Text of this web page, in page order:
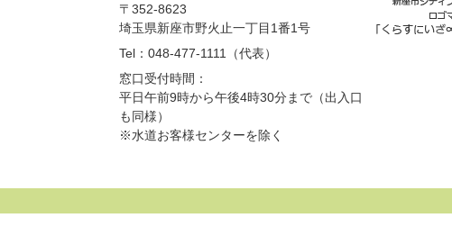
〒352-8623
埼玉県新座市野火止一丁目1番1号
Tel：048-477-1111（代表）
窓口受付時間：
平日午前9時から午後4時30分まで（出入口
も同様）
※水道お客様センターを除く